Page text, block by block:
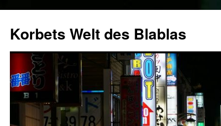
springen
Korbets Welt des Blablas